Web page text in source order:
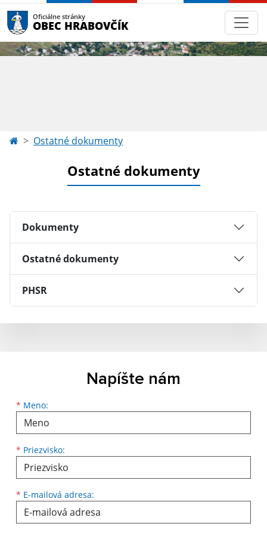
Oficiálne stránky
OBEC HRABOVČÍK
Ostatné dokumenty
Ostatné dokumenty
Dokumenty
Ostatné dokumenty
PHSR
Napíšte nám
* Meno:
Meno
* Priezvisko:
Priezvisko
* E-mailová adresa:
E-mailová adresa